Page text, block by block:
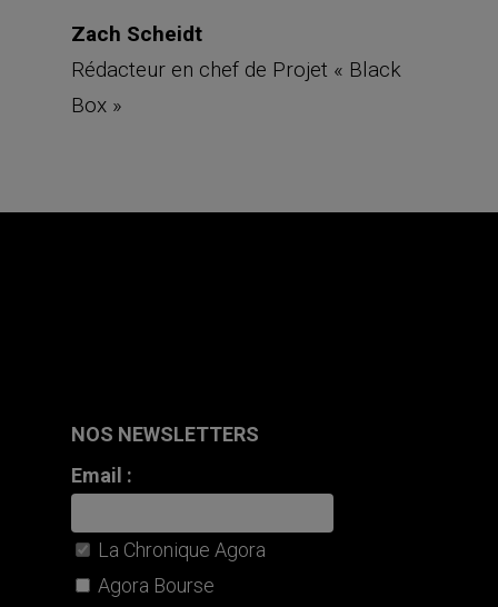
Zach Scheidt
Rédacteur en chef de Projet « Black
Box »
NOS NEWSLETTERS
Email :
La Chronique Agora
Agora Bourse